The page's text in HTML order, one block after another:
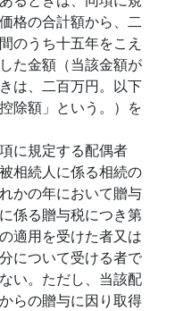
格の合計額から、二
のうち十五年をこえ
た金額（当該金額が
は、二百万円。以下
除額」という。）を
に規定する配偶者
相続人に係る相続の
かの年において贈与
係る贈与税につき第
適用を受けた者又は
について受ける者で
い。ただし、当該配
らの贈与に因り取得